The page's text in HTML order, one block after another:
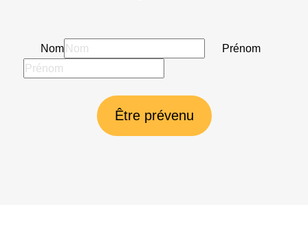
Nom Prénom
Être prévenu